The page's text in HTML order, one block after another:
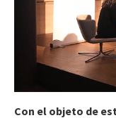
Con el objeto de